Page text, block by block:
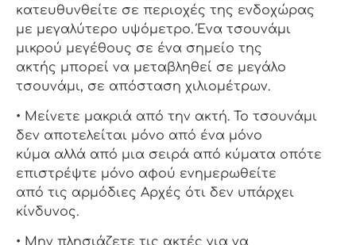
κατευθυνθείτε σε περιοχές της ενδοχώρας
με μεγαλύτερο υψόμετρο. Ένα τσουνάμι
μικρού μεγέθους σε ένα σημείο της
ακτής μπορεί να μεταβληθεί σε μεγάλο
τσουνάμι, σε απόσταση χιλιομέτρων.
• Μείνετε μακριά από την ακτή. Το τσουνάμι
δεν αποτελείται μόνο από ένα μόνο
κύμα αλλά από μια σειρά από κύματα οπότε
επιστρέψτε μόνο αφού ενημερωθείτε
από τις αρμόδιες Aρχές ότι δεν υπάρχει
κίνδυνος.
• Μην πλησιάζετε τις ακτές για να